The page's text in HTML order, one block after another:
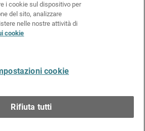
i cookie sul dispositivo per
del sito, analizzare
nelle nostre attività di
cookie
cookie
Rifiuta tutti